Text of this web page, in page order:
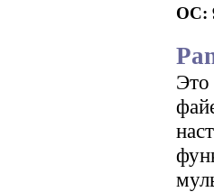
ОС:
Это